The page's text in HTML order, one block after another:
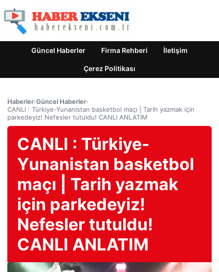
Güncel Haberler Firma Rehberi İletişim
Çerez Politikası
Haberler›Güncel Haberler›
CANLI : Türkiye-Yunanistan basketbol maçı | Tarih yazmak için
parkedeyiz! Nefesler tutuldu! CANLI ANLATIM
CANLI : Türkiye-
Yunanistan basketbol
maçı | Tarih yazmak
için parkedeyiz!
Nefesler tutuldu!
CANLI ANLATIM